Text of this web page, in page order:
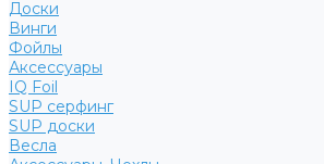
Доски
Винги
Фойлы
Аксессуары
IQ Foil
SUP серфинг
SUP доски
Весла